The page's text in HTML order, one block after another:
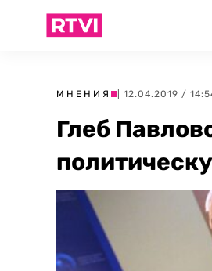
МНЕНИЯ | 12.04.2019 /
Глеб